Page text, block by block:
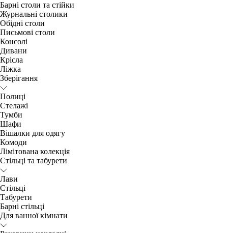
Барні столи та стійки
Журнальні столики
Обідні столи
Письмові столи
Консолі
Дивани
Крісла
Ліжка
Зберігання
Полиці
Стелажі
Тумби
Шафи
Вішалки для одягу
Комоди
Лімітована колекція
Стільці та табурети
Лави
Стільці
Табурети
Барні стільці
Для ванної кімнати